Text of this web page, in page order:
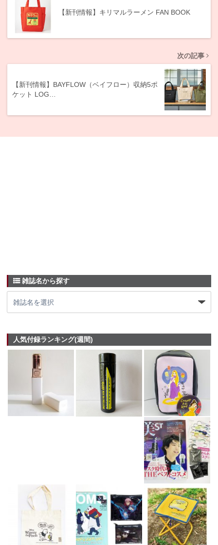
【新刊情報】キリマルラーメン FAN BOOK
次の記事
【新刊情報】BAYFLOW（ベイフロー）収納5ポ
ケット LOG…
雑誌名から探す
人気付録ランキング(週間)